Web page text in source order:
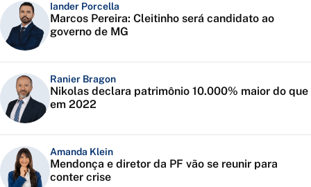
Iander Porcella
Marcos Pereira: Cleitinho será candidato ao
governo de MG
Ranier Bragon
Nikolas declara patrimônio 10.000% maior do que
em 2022
Amanda Klein
Mendonça e diretor da PF vão se reunir para
conter crise